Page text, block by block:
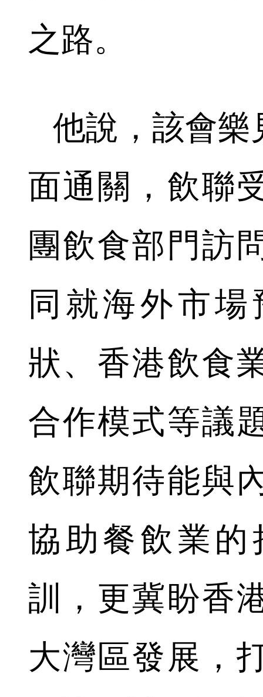
之路。
他說，該會樂
面通關，飲聯
團飲食部門訪
同就海外市
狀、香港飲食
合作模式等議
飲聯期待能與
協助餐飲業
訓，更冀盼香
大灣區發展，